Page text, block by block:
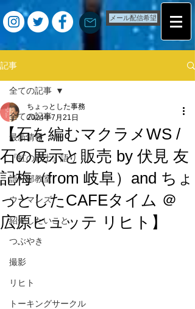
メール配信希望
記事
全ての記事
最新情報
『虹の戦士』語り
語り部教室
ウーマンズ
紹介したいこと
つぶやき
撮影
リヒト
トーキングサークル
全ての記事
【石を編むマクラメWS /
石の展示と販売 by 伏見 友
記梅（from 岐阜）and ちょ
っとしたCAFEタイム ＠
広原ヒュッテ リヒト】
ちょっとした事務
2024年7月21日